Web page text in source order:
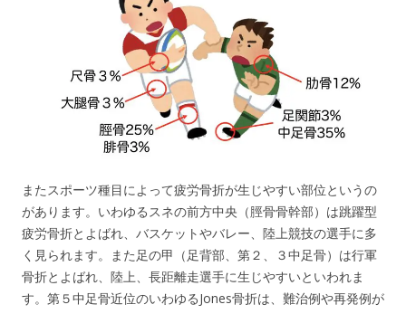
またスポーツ種目によって疲労骨折が生じやすい部位というの
があります。いわゆるスネの前方中央（脛骨骨幹部）は跳躍型
疲労骨折とよばれ、バスケットやバレー、陸上競技の選手に多
く見られます。また足の甲（足背部、第２、３中足骨）は行軍
骨折とよばれ、陸上、長距離走選手に生じやすいといわれま
す。第５中足骨近位のいわゆるJones骨折は、難治例や再発例が